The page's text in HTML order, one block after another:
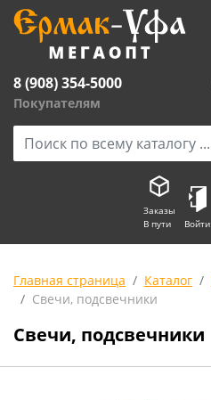
8 (908) 354-5000
Покупателям
Заказы
В пути
Войти
Главная страница Каталог
Свечи, подсвечники
Свечи, подсвечники